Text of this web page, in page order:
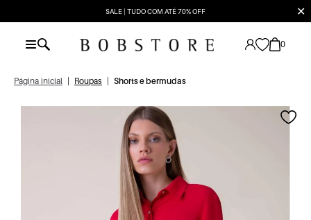
SALE | TUDO COM ATÉ 70% OFF ✕
0
Página inicial Roupas Shorts e bermudas